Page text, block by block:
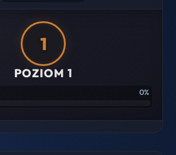
1
POZIOM 1
0%